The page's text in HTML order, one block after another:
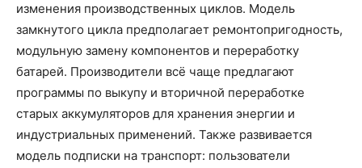
изменения производственных циклов. Модель
замкнутого цикла предполагает ремонтопригодность,
модульную замену компонентов и переработку
батарей. Производители всё чаще предлагают
программы по выкупу и вторичной переработке
старых аккумуляторов для хранения энергии и
индустриальных применений. Также развивается
модель подписки на транспорт: пользователи